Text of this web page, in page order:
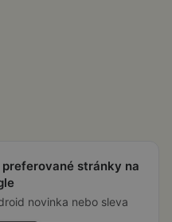
stránky na
novinka nebo sleva